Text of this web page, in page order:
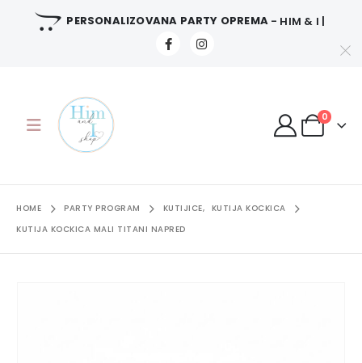
PERSONALIZOVANA PARTY OPREMA - HIM & I |
0
HOME PARTY PROGRAM KUTIJICE, KUTIJA KOCKICA
KUTIJA KOCKICA MALI TITANI NAPRED